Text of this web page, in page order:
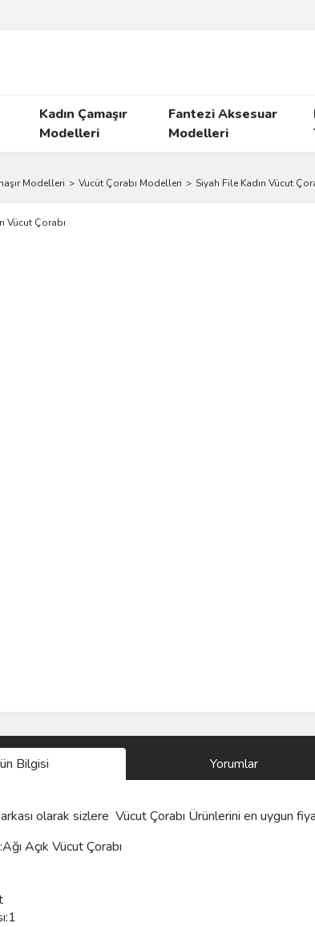
Kadın Çamaşır
Modelleri
Fantezi Aksesuar
Modelleri
Modelleri Vucüt Çorabı Modelleri Siyah File Kadın Vücut
Bilgisi Yorumlar
olarak sizlere Vücut Çorabı Ürünlerini en uygun
Açık VücutÇorabı